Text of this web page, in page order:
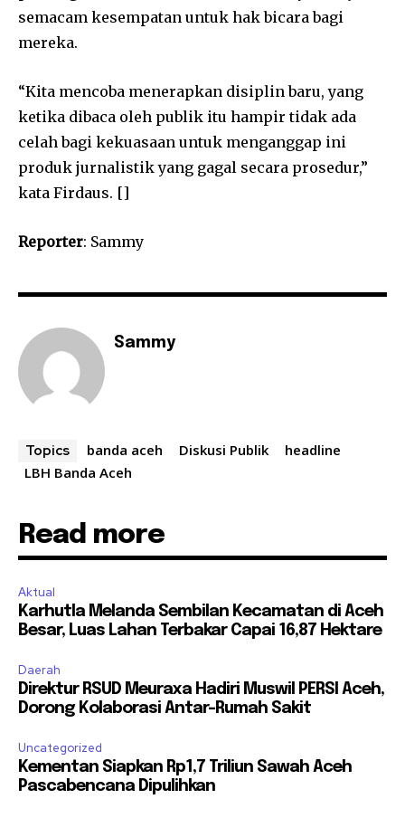
semacam kesempatan untuk hak bicara bagi
mereka.
“Kita mencoba menerapkan disiplin baru, yang
ketika dibaca oleh publik itu hampir tidak ada
celah bagi kekuasaan untuk menganggap ini
produk jurnalistik yang gagal secara prosedur,”
kata Firdaus. []
Reporter: Sammy
Sammy
Topics banda aceh Diskusi Publik
headline
LBH Banda Aceh
Read more
Aktual
Karhutla Melanda Sembilan Kecamatan di Aceh
Besar, Luas Lahan Terbakar Capai 16,87 Hektare
Daerah
Direktur RSUD Meuraxa Hadiri Muswil PERSI Aceh,
Dorong Kolaborasi Antar-Rumah Sakit
Uncategorized
Kementan Siapkan Rp1,7 Triliun Sawah Aceh
Pascabencana Dipulihkan